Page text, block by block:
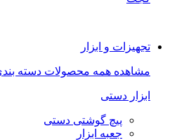
تجهیزات و ابزار
مشاهده همه محصولات دسته بندی
ابزار دستی
پیچ گوشتی دستی
جعبه ابزار